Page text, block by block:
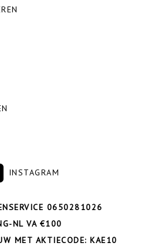
INSTAGRAM
0650281026
NL VA €100
MET AKTIECODE: KAE10